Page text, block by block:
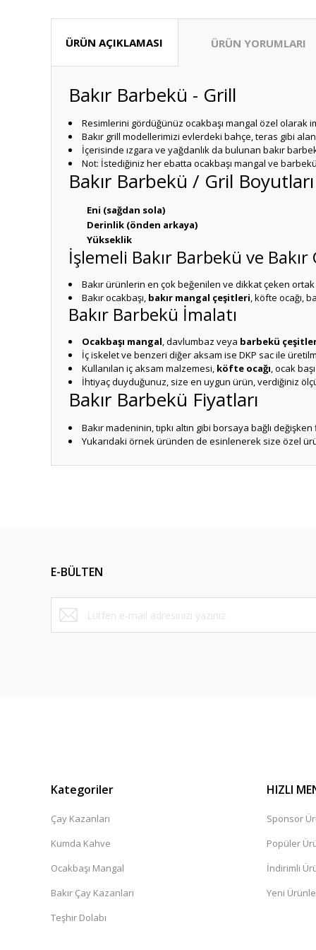
ÜRÜN AÇIKLAMASI ÜRÜN YORUMLARI
Bakır Barbekü - Grill
Resimlerini gördüğünüz ocakbaşı mangal özel olarak
Bakır grill modellerimizi evlerdeki bahçe, teras gibi
İçerisinde ızgara ve yağdanlık da bulunan bakır
Not: İstediğiniz her ebatta ocakbaşı mangal ve
Bakır Barbekü / Gril Boyutları
Eni (sağdan sola)
Derinlik (önden arkaya)
Yükseklik
İşlemeli Bakır Barbekü ve Bakır
Bakır ürünlerin en çok beğenilen ve dikkat çeken ortak
Bakır ocakbaşı, bakır mangal çeşitleri, köfte ocağı,
Bakır Barbekü İmalatı
Ocakbaşı mangal, davlumbaz veya barbekü
İç iskelet ve benzeri diğer aksam ise DKP sac ile
Kullanılan iç aksam malzemesi, köfte ocağı, ocak
İhtiyaç duyduğunuz, size en uygun ürün, verdiğiniz
Bakır Barbekü Fiyatları
Bakır madeninin, tıpkı altın gibi borsaya bağlı
Yukarıdaki örnek üründen de esinlenerek size özel
Ürün bilgilerinde hatalar bulunuyor.
Ürün fiyatı diğer sitelerden daha pahalı.
Bu ürüne benzer farklı alternatifler olmalı.
E-BÜLTEN
Kategoriler
Çay Kazanları
Kumda Kahve
Ocakbaşı Mangal
Bakır Çay Kazanları
Teşhir Dolabı
HIZLI
Sponsor
Popüler
İndirimli
Yeni